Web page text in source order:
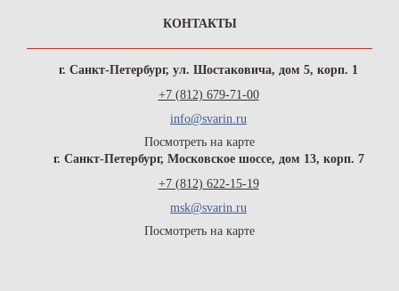
КОНТАКТЫ
г. Санкт-Петербург, ул. Шостаковича, дом 5, корп. 1
+7 (812) 679-71-00
info@svarin.ru
Посмотреть на карте
г. Санкт-Петербург, Московское шоссе, дом 13, корп. 7
+7 (812) 622-15-19
msk@svarin.ru
Посмотреть на карте